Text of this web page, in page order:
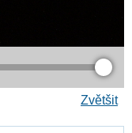
Zvětšit